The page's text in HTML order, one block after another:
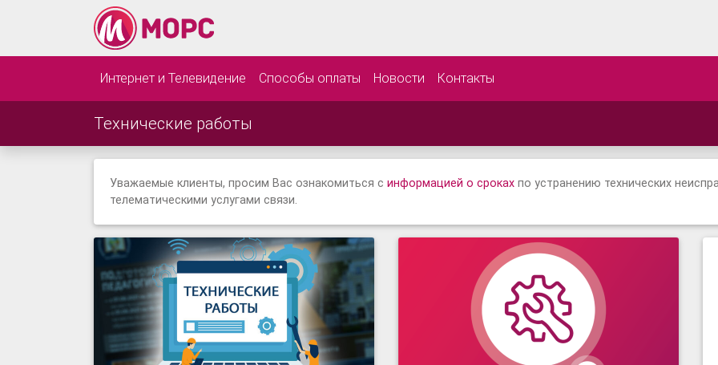
Интернет и Телевидение Способы оплаты Новости Контакты
Технические работы
Уважаемые клиенты, просим Вас ознакомиться с информацией о сроках по устранению технических
телематическими услугами связи.